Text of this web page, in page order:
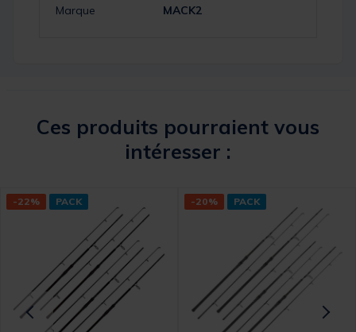
Marque
MACK2
Ces produits pourraient vous
intéresser :
-22% PACK -20% PACK